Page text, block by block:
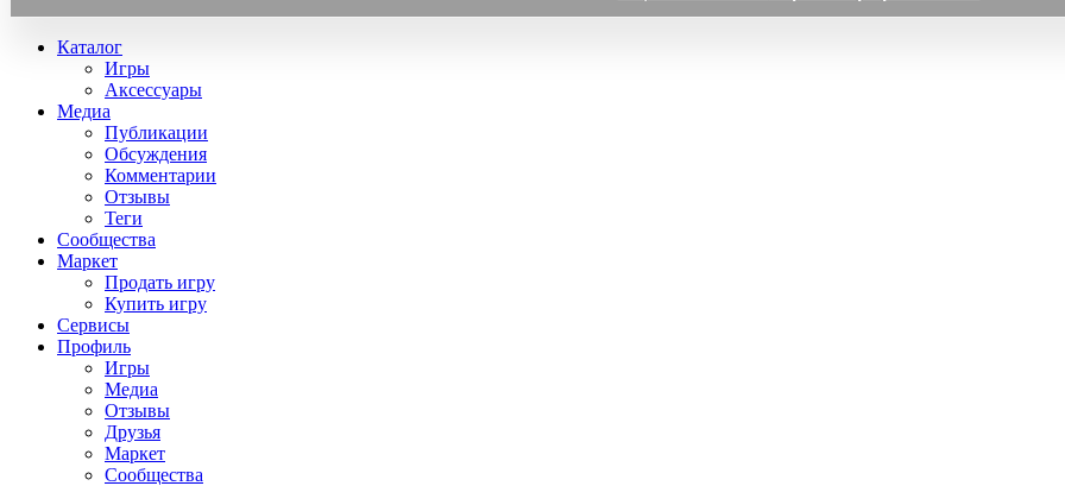
Каталог
Игры
Аксессуары
Медиа
Публикации
Обсуждения
Комментарии
Отзывы
Теги
Сообщества
Маркет
Продать игру
Купить игру
Сервисы
Профиль
Игры
Медиа
Отзывы
Друзья
Маркет
Сообщества